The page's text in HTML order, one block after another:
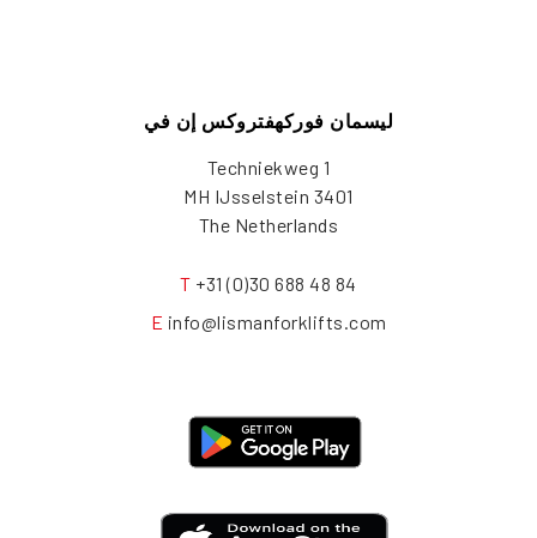
ليسمان فوركهفتروكس إن في
Techniekweg 1
3401 MH IJsselstein
The Netherlands
T +31 (0)30 688 48 84
E info@lismanforklifts.com